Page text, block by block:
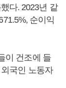
다. 2023년 같
순이익
이 건조에 들
국인 노동자